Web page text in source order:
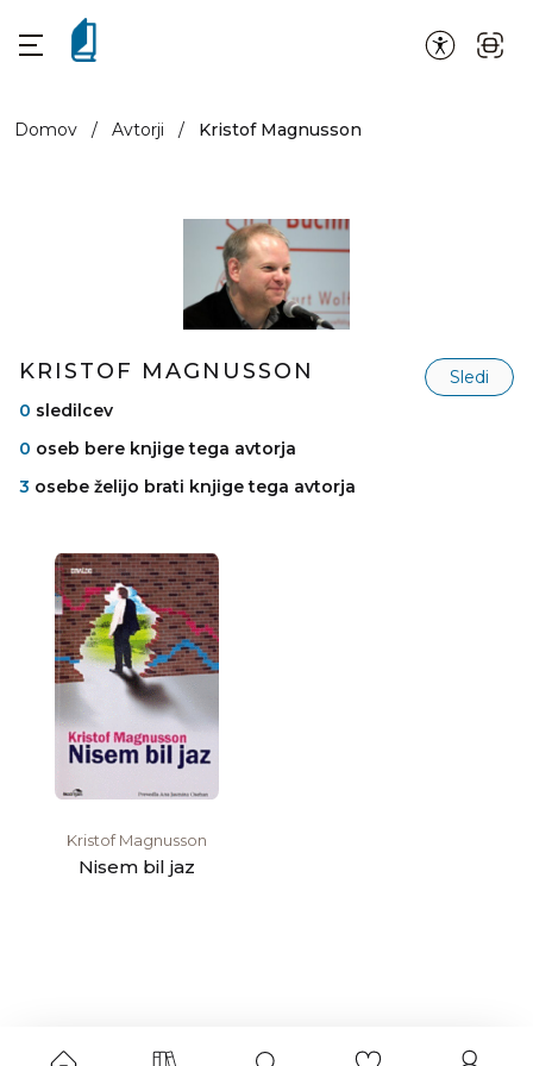
Domov / Avtorji / Kristof Magnusson
KRISTOF MAGNUSSON
Sledi
0 sledilcev
0 oseb bere knjige tega avtorja
3 osebe želijo brati knjige tega avtorja
Kristof Magnusson
Nisem bil jaz